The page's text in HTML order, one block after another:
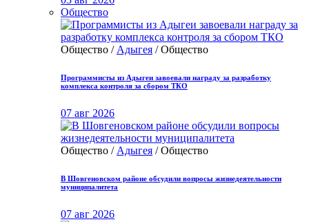
Общество
Общество / Адыгея / Общество
Программисты из Адыгеи завоевали награду за разработку
комплекса контроля за сбором ТКО
07 авг 2026
Общество / Адыгея / Общество
В Шовгеновском районе обсудили вопросы жизнедеятельности
муниципалитета
07 авг 2026